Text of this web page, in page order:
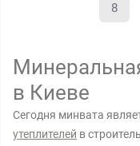
8
в Киеве
Сегодня минвата
утеплителей в